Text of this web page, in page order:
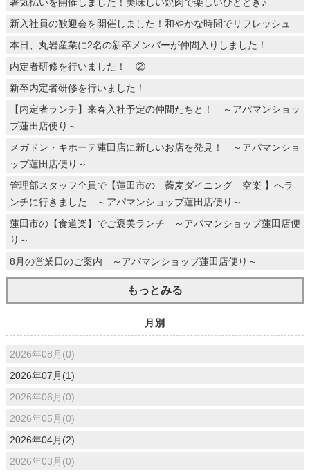
暑気払いを開催しました！美味しい焼肉で楽しいひととき♪
新入社員の歓迎会を開催しました！和やかな時間でリフレッシュ
本日、丸岩産業に2名の新卒メンバーが仲間入りしました！
内定者研修を行いました！ ②
新卒内定者研修を行いました！
【内定者ランチ】来春入社予定の仲間たちと！ ～アパマンショッ
プ蓮田店便り～
メガドン・キホーテ蓮田店に新しいお店を発見！ ～アパマンショ
ップ蓮田店便り～
管理部スタッフ全員で【蓮田市の 蕎麦ダイニング 空楽 】へラ
ンチに行きました ～アパマンショップ蓮田店便り～
蓮田市の【食道楽】でご褒美ランチ ～アパマンショップ蓮田店便
り～
8月の営業日のご案内 ～アパマンショップ蓮田店便り～
もっとみる
月別
2026年08月(0)
2026年07月(1)
2026年06月(0)
2026年05月(0)
2026年04月(2)
2026年03月(0)